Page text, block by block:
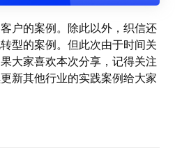
户的案例。除此以外，织信还
型的案例。但此次由于时间关
大家喜欢本次分享，记得关注
新其他行业的实践案例给大家